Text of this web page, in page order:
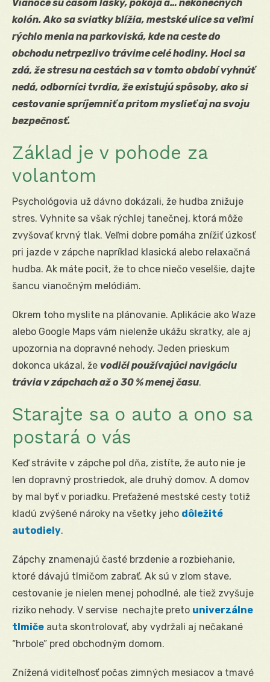
Vianoce sú časom lásky, pokoja a… nekonečných
kolón. Ako sa sviatky blížia, mestské ulice sa veľmi
rýchlo menia na parkoviská, kde na ceste do
obchodu netrpezlivo trávime celé hodiny. Hoci sa
zdá, že stresu na cestách sa v tomto období vyhnúť
nedá, odborníci tvrdia, že existujú spôsoby, ako si
cestovanie spríjemniť a pritom myslieť aj na svoju
bezpečnosť.
Základ je v pohode za
volantom
Psychológovia už dávno dokázali, že hudba znižuje
stres. Vyhnite sa však rýchlej tanečnej, ktorá môže
zvyšovať krvný tlak. Veľmi dobre pomáha znížiť úzkosť
pri jazde v zápche napríklad klasická alebo relaxačná
hudba. Ak máte pocit, že to chce niečo veselšie, dajte
šancu vianočným melódiám.
Okrem toho myslite na plánovanie. Aplikácie ako Waze
alebo Google Maps vám nielenže ukážu skratky, ale aj
upozornia na dopravné nehody. Jeden prieskum
dokonca ukázal, že vodiči používajúci navigáciu
trávia v zápchach až o 30 % menej času.
Starajte sa o auto a ono sa
postará o vás
Keď strávite v zápche pol dňa, zistíte, že auto nie je
len dopravný prostriedok, ale druhý domov. A domov
by mal byť v poriadku. Preťažené mestské cesty totiž
kladú zvýšené nároky na všetky jeho dôležité
autodiely.
Zápchy znamenajú časté brzdenie a rozbiehanie,
ktoré dávajú tlmičom zabrať. Ak sú v zlom stave,
cestovanie je nielen menej pohodlné, ale tiež zvyšuje
riziko nehody. V servise nechajte preto univerzálne
tlmiče auta skontrolovať, aby vydržali aj nečakané
“hrbole” pred obchodným domom.
Znížená viditeľnosť počas zimných mesiacov a tmavé